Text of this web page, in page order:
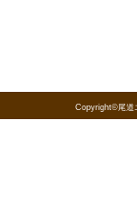
Copyright©尾道